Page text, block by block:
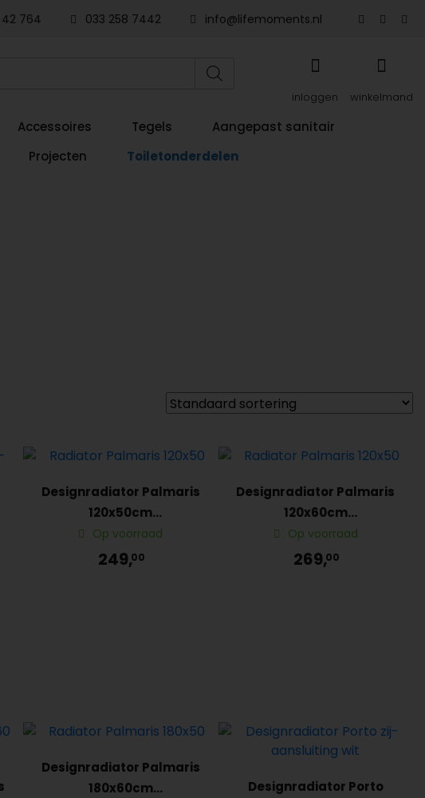
42 764 033 258 7442 info@lifemoments.nl
inloggen winkelmand
Accessoires Tegels
Aangepast sanitair
Projecten Toiletonderdelen
Designradiator Palmaris
120x50cm
middenaansluiting Wit
Op voorraad
249,00
Designradiator Palmaris
120x60cm
middenaansluiting Wit
Op voorraad
269,00
Designradiator Palmaris
180x60cm
Designradiator Porto